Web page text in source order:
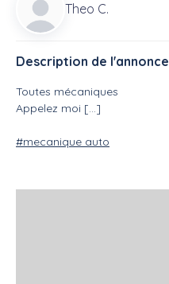
Theo C.
Description de l'annonce
Toutes mécaniques
Appelez moi [...]
#mecanique auto